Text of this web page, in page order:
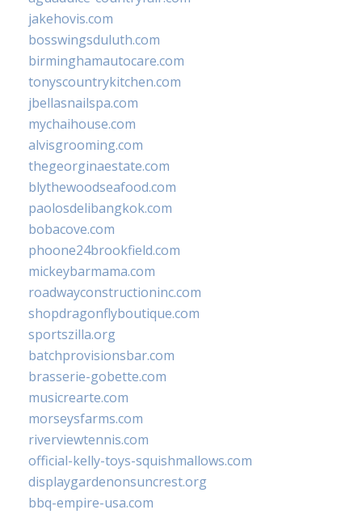
jakehovis.com
bosswingsduluth.com
birminghamautocare.com
tonyscountrykitchen.com
jbellasnailspa.com
mychaihouse.com
alvisgrooming.com
thegeorginaestate.com
blythewoodseafood.com
paolosdelibangkok.com
bobacove.com
phoone24brookfield.com
mickeybarmama.com
roadwayconstructioninc.com
shopdragonflyboutique.com
sportszilla.org
batchprovisionsbar.com
brasserie-gobette.com
musicrearte.com
morseysfarms.com
riverviewtennis.com
official-kelly-toys-squishmallows.com
displaygardenonsuncrest.org
bbq-empire-usa.com